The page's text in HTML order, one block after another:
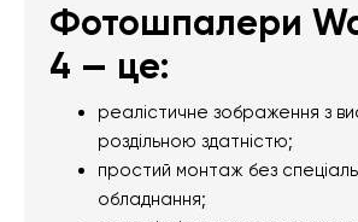
Фотошпалери
4 — це:
реалістичне зображення з
роздільною здатністю;
простий монтаж без
обладнання;